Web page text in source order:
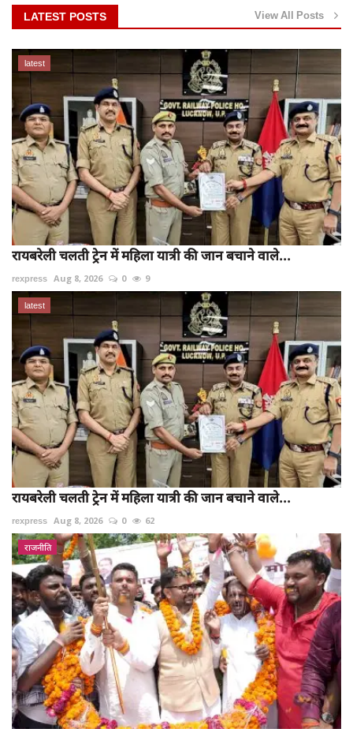
LATEST POSTS View All Posts
latest
रायबरेली चलती ट्रेन में महिला यात्री की जान बचाने वाले...
rexpress Aug 8, 2026 0 9
latest
रायबरेली चलती ट्रेन में महिला यात्री की जान बचाने वाले...
rexpress Aug 8, 2026 0 62
राजनीति